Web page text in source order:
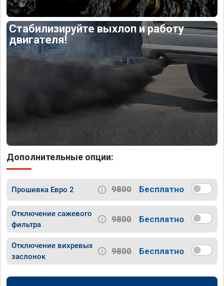
Стабилизируйте выхлоп и работу
двигателя!
Дополнительные опции:
Прошивка Евро 2 9800 Бесплатно
Отключение сажевого
фильтра
9800 Бесплатно
Отключение вихревых
заслонок
9800 Бесплатно